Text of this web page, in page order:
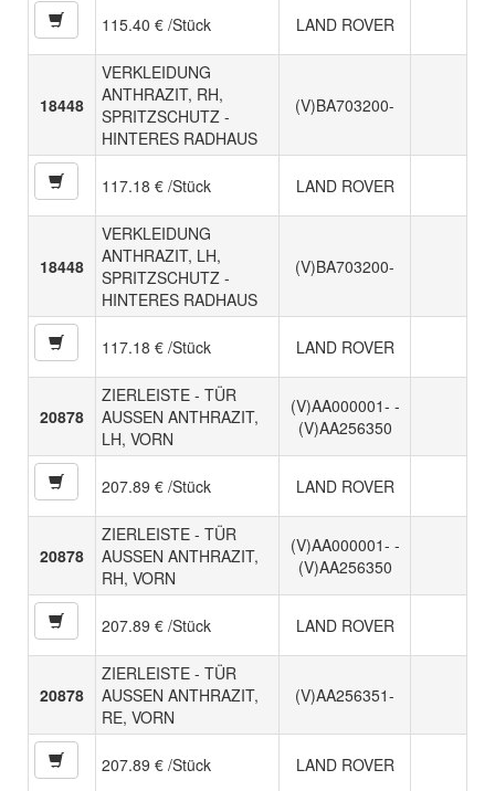
115.40 € /Stück LAND ROVER
18448
VERKLEIDUNG
ANTHRAZIT, RH,
SPRITZSCHUTZ -
HINTERES RADHAUS
(V)BA703200-
117.18 € /Stück LAND ROVER
18448
VERKLEIDUNG
ANTHRAZIT, LH,
SPRITZSCHUTZ -
HINTERES RADHAUS
(V)BA703200-
117.18 € /Stück LAND ROVER
20878
ZIERLEISTE - TÜR
AUSSEN ANTHRAZIT,
LH, VORN
(V)AA000001- -
(V)AA256350
207.89 € /Stück LAND ROVER
20878
ZIERLEISTE - TÜR
AUSSEN ANTHRAZIT,
RH, VORN
(V)AA000001- -
(V)AA256350
207.89 € /Stück LAND ROVER
20878
ZIERLEISTE - TÜR
AUSSEN ANTHRAZIT,
RE, VORN
(V)AA256351-
207.89 € /Stück LAND ROVER